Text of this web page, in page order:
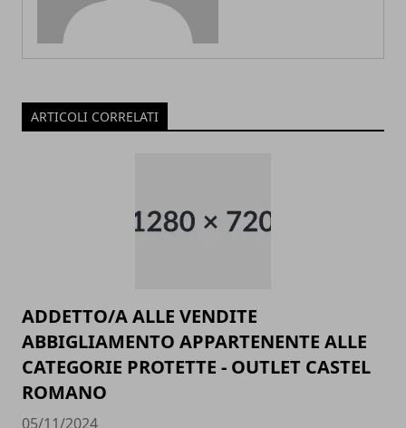
ARTICOLI CORRELATI
ADDETTO/A ALLE VENDITE
ABBIGLIAMENTO APPARTENENTE ALLE
CATEGORIE PROTETTE - OUTLET CASTEL
ROMANO
05/11/2024